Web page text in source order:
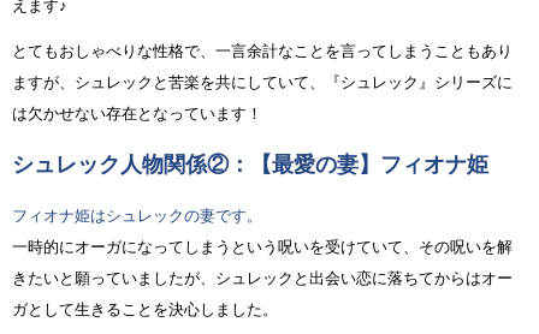
えます♪
とてもおしゃべりな性格で、一言余計なことを言ってしまうこともあり
ますが、シュレックと苦楽を共にしていて、『シュレック』シリーズに
は欠かせない存在となっています！
シュレック人物関係②：【最愛の妻】フィオナ姫
フィオナ姫はシュレックの妻です。
一時的にオーガになってしまうという呪いを受けていて、その呪いを解
きたいと願っていましたが、シュレックと出会い恋に落ちてからはオー
ガとして生きることを決心しました。